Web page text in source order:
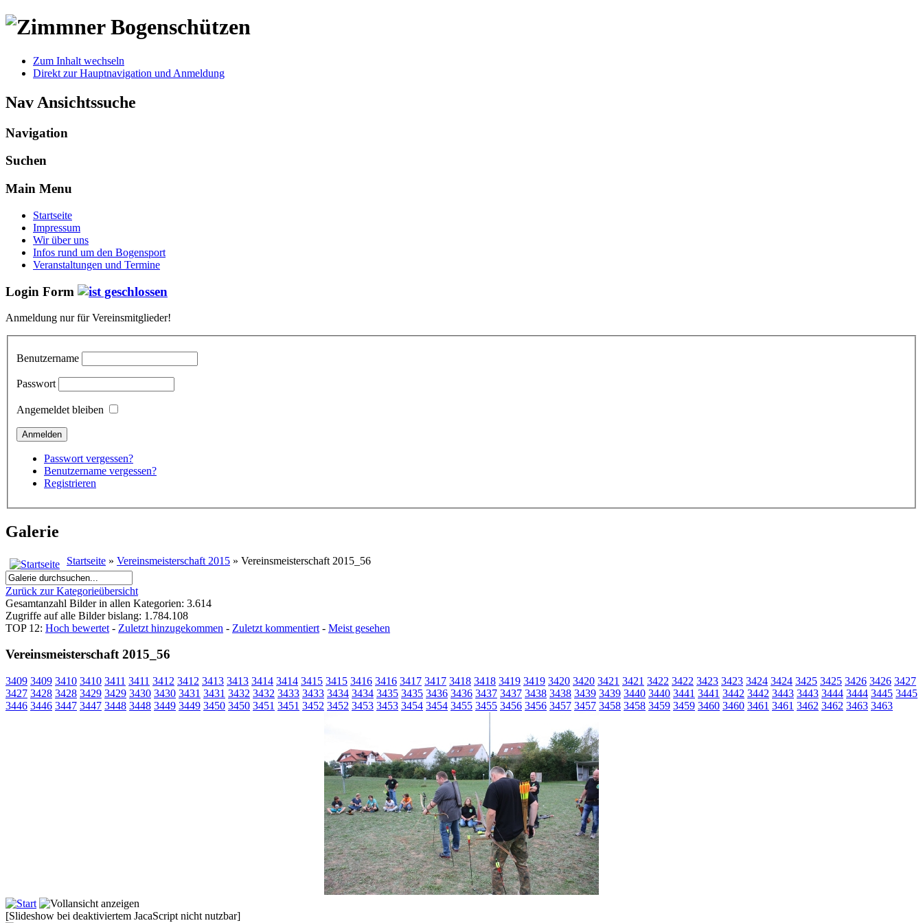
Zum Inhalt wechseln
Direkt zur Hauptnavigation und Anmeldung
Nav Ansichtssuche
Navigation
Suchen
Main Menu
Startseite
Impressum
Wir über uns
Infos rund um den Bogensport
Veranstaltungen und Termine
Login Form
Anmeldung nur für Vereinsmitglieder!
Benutzername
Passwort
Angemeldet bleiben
Passwort vergessen?
Benutzername vergessen?
Registrieren
Galerie
Startseite » Vereinsmeisterschaft 2015 » Vereinsmeisterschaft 2015_56
Zurück zur Kategorieübersicht
Gesamtanzahl Bilder in allen Kategorien: 3.614
Zugriffe auf alle Bilder bislang: 1.784.108
TOP 12: Hoch bewertet - Zuletzt hinzugekommen - Zuletzt kommentiert - Meist gesehen
Vereinsmeisterschaft 2015_56
3409 3409 3410 3410 3411 3411 3412 3412 3413 3413 3414 3414 3415 3415 3416 3416 3417 3417 3418 3418 3419 3419 3420 3420 3421 3421 3422 3422 3423 3423 3424 3424 3425 3425 3426 3426 3427
3427 3428 3428 3429 3429 3430 3430 3431 3431 3432 3432 3433 3433 3434 3434 3435 3435 3436 3436 3437 3437 3438 3438 3439 3439 3440 3440 3441 3441 3442 3442 3443 3443 3444 3444 3445 3445
3446 3446 3447 3447 3448 3448 3449 3449 3450 3450 3451 3451 3452 3452 3453 3453 3454 3454 3455 3455 3456 3456 3457 3457 3458 3458 3459 3459 3460 3460 3461 3461 3462 3462 3463 3463
[Slideshow bei deaktiviertem JacaScript nicht nutzbar]